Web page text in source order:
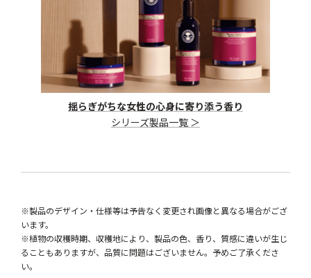
揺らぎがちな女性の心身に寄り添う香り
シリーズ製品一覧 ＞
※製品のデザイン・仕様等は予告なく変更され画像と異なる場合がござ
います。
※植物の収穫時期、収穫地により、製品の色、香り、質感に違いが生じ
ることもありますが、品質に問題はございません。予めご了承くださ
い。